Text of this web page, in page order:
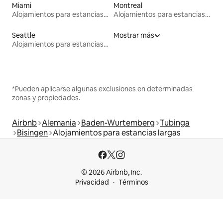
Miami
Alojamientos para estancias largas
Montreal
Alojamientos para estancias largas
Seattle
Alojamientos para estancias largas
Mostrar más
*Pueden aplicarse algunas exclusiones en determinadas
zonas y propiedades.
Airbnb Alemania Baden-Wurtemberg Tubinga
Bisingen Alojamientos para estancias largas
© 2026 Airbnb, Inc.
Privacidad
Términos